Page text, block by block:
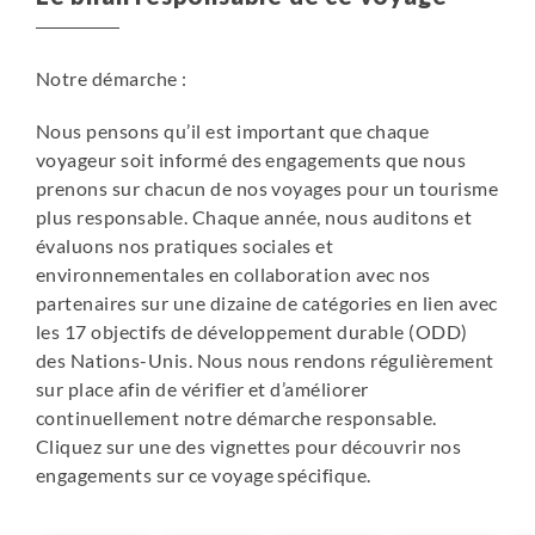
Notre démarche :
Nous pensons qu’il est important que chaque
voyageur soit informé des engagements que nous
prenons sur chacun de nos voyages pour un tourisme
plus responsable. Chaque année, nous auditons et
évaluons nos pratiques sociales et
environnementales en collaboration avec nos
partenaires sur une dizaine de catégories en lien avec
les 17 objectifs de développement durable (ODD)
des Nations-Unis. Nous nous rendons régulièrement
sur place afin de vérifier et d’améliorer
continuellement notre démarche responsable.
Cliquez sur une des vignettes pour découvrir nos
engagements sur ce voyage spécifique.